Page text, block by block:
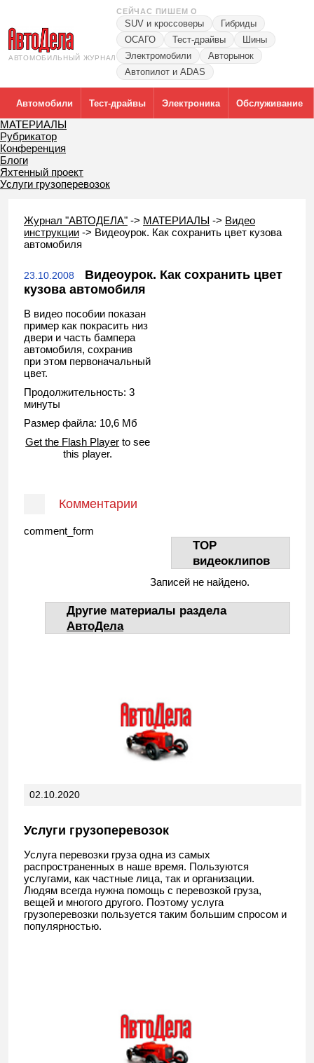
АВТОМОБИЛЬНЫЙ ЖУРНАЛ
СЕЙЧАС ПИШЕМ О
SUV и кроссоверы
Гибриды
ОСАГО
Тест-драйвы
Шины
Электромобили
Авторынок
Автопилот и ADAS
Автомобили Тест-драйвы Электроника Обслуживание
МАТЕРИАЛЫ
Рубрикатор
Конференция
Блоги
Яхтенный проект
Услуги грузоперевозок
Журнал "АВТОДЕЛА" -> МАТЕРИАЛЫ -> Видео
инструкции -> Видеоурок. Как сохранить цвет кузова
автомобиля
23.10.2008
Видеоурок. Как сохранить цвет
кузова автомобиля
В видео пособии показан
пример как покрасить низ
двери и часть бампера
автомобиля, сохранив
при этом первоначальный
цвет.
Продолжительность: 3
минуты
Размер файла: 10,6 Мб
Get the Flash Player to see
this player.
Комментарии
comment_form
TOP
видеоклипов
Записей не найдено.
Другие материалы раздела
АвтоДела
02.10.2020
Услуги грузоперевозок
Услуга перевозки груза одна из самых
распространенных в наше время. Пользуются
услугами, как частные лица, так и организации.
Людям всегда нужна помощь с перевозкой груза,
вещей и многого другого. Поэтому услуга
грузоперевозки пользуется таким большим спросом и
популярностью.